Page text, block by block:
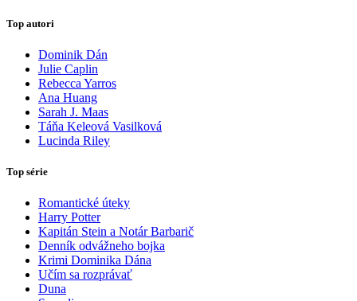
Top autori
Dominik Dán
Julie Caplin
Rebecca Yarros
Ana Huang
Sarah J. Maas
Táňa Keleová Vasilková
Lucinda Riley
Top série
Romantické úteky
Harry Potter
Kapitán Stein a Notár Barbarič
Denník odvážneho bojka
Krimi Dominika Dána
Učím sa rozprávať
Duna